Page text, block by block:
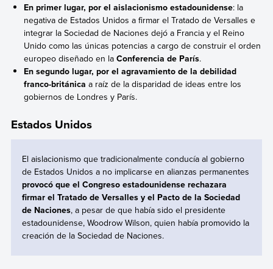
En primer lugar, por el aislacionismo estadounidense: la
negativa de Estados Unidos a firmar el Tratado de Versalles e
integrar la Sociedad de Naciones dejó a Francia y el Reino
Unido como las únicas potencias a cargo de construir el orden
europeo diseñado en laConferencia de París.
En segundo lugar, por el agravamiento de la debilidad
franco-británica a raíz de la disparidad de ideas entre los
gobiernos de Londres y París.
Estados Unidos
El aislacionismo que tradicionalmente conducía al gobierno
de Estados Unidos a no implicarse en alianzas permanentes
provocó que el Congreso estadounidense rechazara
firmar el Tratado de Versalles y el Pacto de la Sociedad
de Naciones, a pesar de que había sido el presidente
estadounidense, Woodrow Wilson, quien había promovido la
creación de la Sociedad de Naciones.